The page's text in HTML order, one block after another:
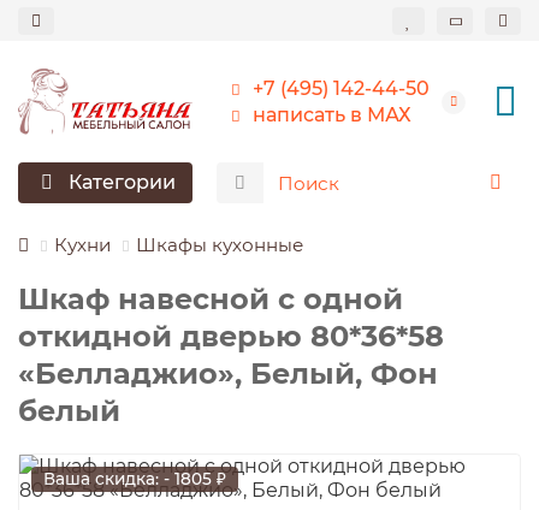
+7 (495) 142-44-50
написать в МАХ
Категории
Кухни Шкафы кухонные
Шкаф навесной c одной
откидной дверью 80*36*58
«Белладжио», Белый, Фон
белый
Ваша скидка: - 1805 ₽